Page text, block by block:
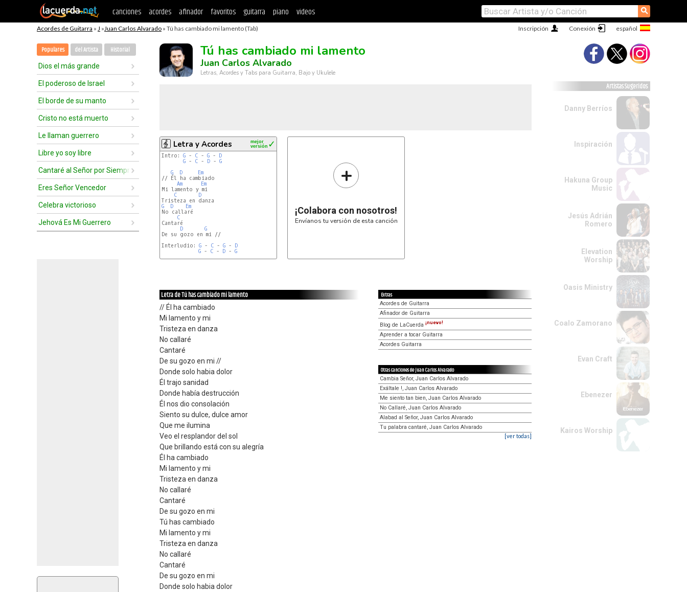
canciones acordes afinador favoritos guitarra piano videos ⚲
Acordes de Guitarra » J »Juan Carlos Alvarado » Tú has cambiado mi lamento (Tab) Conexión
Inscripción
Populares del Artista Historial
Dios el más grande
El poderoso de Israel
El borde de su manto
Cristo no está muerto
Le llaman guerrero
Libre yo soy libre
Cantaré al Señor por Siempre
Eres Señor Vencedor
Celebra victorioso
Jehová Es Mi Guerrero
Tú has cambiado mi lamento
Juan Carlos Alvarado
Letras, Acordes y Tabs para Guitarra, Bajo y Ukulele
Letra y Acordes ✓
mejor
versión
Intro: G - C - G - D
G - C - D - G
G
D
Em
// Él ha cambiado
Am
Em
Mi lamento y mi
C
D
G
D
Em
No callaré
C
Cantaré
D
G
De su gozo en mi //
Interludio: G - C - G - D
G - C - D - G
+
¡Colabora con nosotros!
Envíanos tu versión de esta canción
Letra de Tú has cambiado mi lamento
// Él ha cambiado
Mi lamento y mi
Tristeza en danza
No callaré
Cantaré
De su gozo en mi //
Donde solo habia dolor
Él trajo sanidad
Donde había destrucción
Él nos dio consolación
Siento su dulce, dulce amor
Que me ilumina
Veo el resplandor del sol
Que brillando está con su alegría
Él ha cambiado
Mi lamento y mi
Tristeza en danza
No callaré
Cantaré
De su gozo en mi
Tú has cambiado
Mi lamento y mi
Tristeza en danza
No callaré
Cantaré
De su gozo en mi
Donde solo habia dolor
Extras
Acordes de Guitarra
Afinador de Guitarra
Blog de LaCuerda ¡nuevo!
Aprender a tocar Guitarra
Acordes Guitarra
Otras canciones de Juan Carlos Alvarado
Cambia Señor, Juan Carlos Alvarado
Exáltale !, Juan Carlos Alvarado
Me siento tan bien, Juan Carlos Alvarado
No Callaré, Juan Carlos Alvarado
Alabad al Señor, Juan Carlos Alvarado
Tu palabra cantaré, Juan Carlos Alvarado
[ver todas]
Artistas Sugeridos
Danny Berríos
Inspiración
Hakuna Group
Music
Jesús Adrián
Romero
Elevation
Worship
Oasis Ministry
Coalo Zamorano
Evan Craft
Ebenezer
Kairos Worship